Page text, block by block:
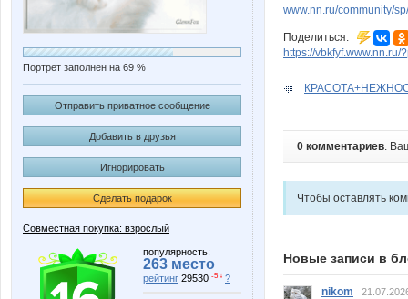
Портрет заполнен на 69 %
Отправить приватное сообщение
Добавить в друзья
Игнорировать
Сделать подарок
Совместная покупка: взрослый
популярность:
263 место
рейтинг 29530 -5 ↓ ?
www.nn.ru/community/
Поделиться:
https://vbkfyf.www.nn.ru/
0 комментариев.
Чтобы оставлять
Новые записи в
nikom